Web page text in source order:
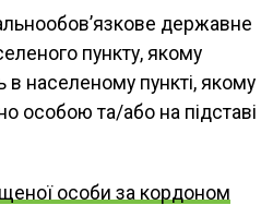
державне
пункту, якому
в населеному пункті, якому
особою та/або на підставі
особи за кордоном